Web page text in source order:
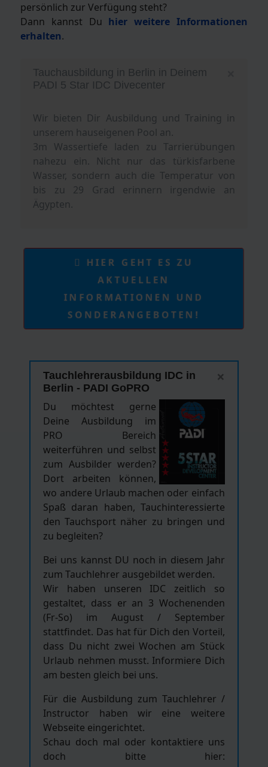
persönlich zur Verfügung steht?
Dann kannst Du hier weitere Informationen
erhalten.
Tauchausbildung in Berlin in Deinem
PADI 5 Star IDC Divecenter
Wir bieten Dir Ausbildung und Training in
unserem hauseigenen Pool an.
3m Wassertiefe laden zu Tarrierübungen
nahezu ein. Nicht nur das türkisfarbene
Wasser, sondern auch die Temperatur von
bis zu 29 Grad erinnern irgendwie an
Ägypten.
HIER GEHT ES ZU
AKTUELLEN
INFORMATIONEN UND
SONDERANGEBOTEN!
×
Tauchlehrerausbildung IDC in
Berlin - PADI GoPRO
Du möchtest gerne
Deine Ausbildung im
PRO Bereich
weiterführen und selbst
zum Ausbilder werden?
Dort arbeiten können,
wo andere Urlaub machen oder einfach
Spaß daran haben, Tauchinteressierte
den Tauchsport näher zu bringen und
zu begleiten?
Bei uns kannst DU noch in diesem Jahr
zum Tauchlehrer ausgebildet werden.
Wir haben unseren IDC zeitlich so
gestaltet, dass er an 3 Wochenenden
(Fr-So) im August / September
stattfindet. Das hat für Dich den Vorteil,
dass Du nicht zwei Wochen am Stück
Urlaub nehmen musst. Informiere Dich
am besten gleich bei uns.
Für die Ausbildung zum Tauchlehrer /
Instructor haben wir eine weitere
Webseite eingerichtet.
Schau doch mal oder kontaktiere uns
doch bitte hier: